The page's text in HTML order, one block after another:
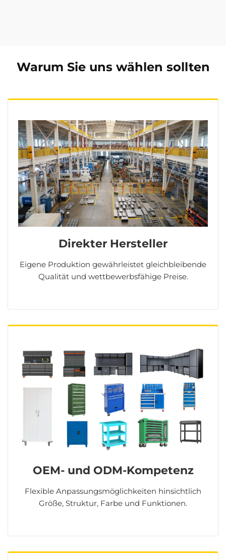
Warum Sie uns wählen sollten
Direkter Hersteller
Eigene Produktion gewährleistet gleichbleibende
Qualität und wettbewerbsfähige Preise.
OEM- und ODM-Kompetenz
Flexible Anpassungsmöglichkeiten hinsichtlich
Größe, Struktur, Farbe und Funktionen.